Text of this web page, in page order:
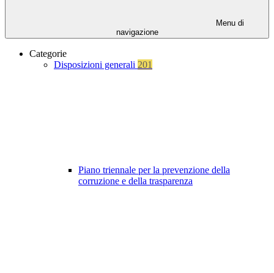
Menu di
navigazione
Categorie
Disposizioni generali 201
Piano triennale per la prevenzione della
corruzione e della trasparenza